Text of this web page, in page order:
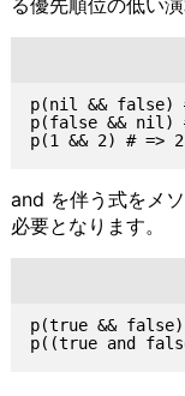
る優先順位の低い演
p(nil && false)
p(false && nil)
p(1 && 2) # => 2
and を伴う式をメ
必要となります。
p(true &&